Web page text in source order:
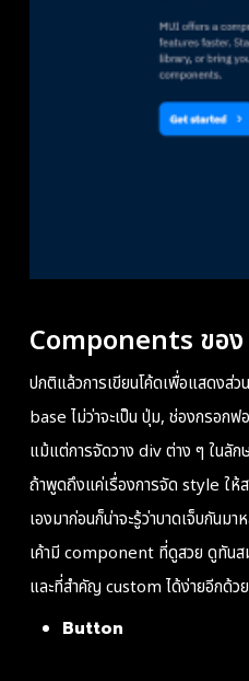
Components ขอ
ปกติแล้วการเขียนโค้ดเพื่อแสดงส่
base ไม่ว่าจะเป็น ปุ่ม, ช่องกรอ
แม้แต่การจัดวาง div ต่าง ๆ ในลั
ถ้าพูดถึงแค่เรื่องการจัด style ให้
เองมาก่อนก็น่าจะรู้ว่าบาดเจ็บกันม
เค้ามี component ที่ดูสวย ดูทัน
และที่สำคัญ custom ได้ง่ายอีกด้วย
Button